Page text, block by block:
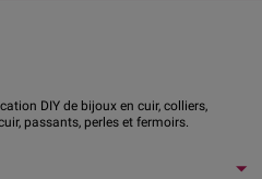
DIY de bijoux en cuir, colliers,
passants, perles et fermoirs.